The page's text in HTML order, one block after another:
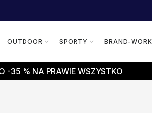
OUTDOOR SPORTY BRAND-WORK
-35 % NA PRAWIE WSZYSTKO